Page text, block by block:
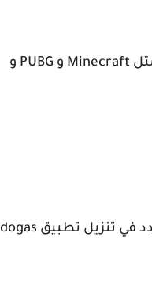
Minecraft و PUBG و
في تنزيل تطبيق dogas